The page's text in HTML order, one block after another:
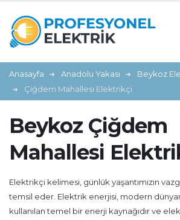
Anasayfa Anadolu Yakası
Beykoz
Çiğdem Mahallesi Elektrikçi
Beykoz Çiğdem
Mahallesi
Elektrikçi kelimesi, günlük yaşantımızın
temsil eder. Elektrik enerjisi, modern
kullanılan temel bir enerji kaynağıdır ve